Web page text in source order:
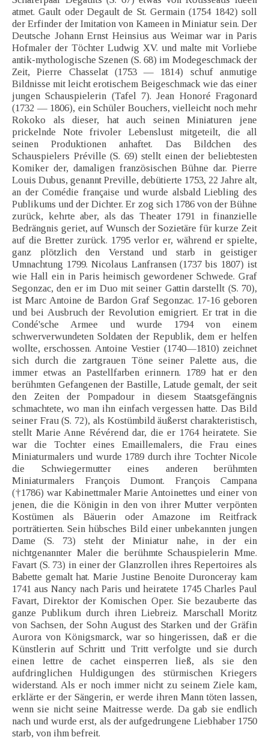
atmet. Gault oder Degault de St. Germain (1754 1842) soll
der Erfinder der Imitation von Kameen in Miniatur sein. Der
Deutsche Johann Ernst Heinsius aus Weimar war in Paris
Hofmaler der Töchter Ludwig XV. und malte mit Vorliebe
antik-mythologische Szenen (S. 68) im Modegeschmack der
Zeit, Pierre Chasselat (1753 — 1814) schuf anmutige
Bildnisse mit leicht erotischem Beigeschmack wie das einer
jungen Schauspielerin (Tafel 7). Jean Honoré Fragonard
(1732 — 1806), ein Schüler Bouchers, vielleicht noch mehr
Rokoko als dieser, hat auch seinen Miniaturen jene
prickelnde Note frivoler Lebenslust mitgeteilt, die all
seinen Produktionen anhaftet. Das Bildchen des
Schauspielers Préville (S. 69) stellt einen der beliebtesten
Komiker der, damaligen französischen Bühne dar. Pierre
Louis Dubus, genannt Preville, debütierte 1753, 22 Jahre alt,
an der Comédie française und wurde alsbald Liebling des
Publikums und der Dichter. Er zog sich 1786 von der Bühne
zurück, kehrte aber, als das Theater 1791 in finanzielle
Bedrängnis geriet, auf Wunsch der Sozietäre für kurze Zeit
auf die Bretter zurück. 1795 verlor er, während er spielte,
ganz plötzlich den Verstand und starb in geistiger
Umnachtung 1799. Nicolaus Lanfransen (1737 bis 1807) ist
wie Hall ein in Paris heimisch gewordener Schwede. Graf
Segonzac, den er im Duo mit seiner Gattin darstellt (S. 70),
ist Marc Antoine de Bardon Graf Segonzac. 17-16 geboren
und bei Ausbruch der Revolution emigriert. Er trat in die
Condé'sche Armee und wurde 1794 von einem
schwerverwundeten Soldaten der Republik, dem er helfen
wollte, erschossen. Antoine Vestier (1740—1810) zeichnet
sich durch die zartgrauen Töne seiner Palette aus, die
immer etwas an Pastellfarben erinnern. 1789 hat er den
berühmten Gefangenen der Bastille, Latude gemalt, der seit
den Zeiten der Pompadour in diesem Staatsgefängnis
schmachtete, wo man ihn einfach vergessen hatte. Das Bild
seiner Frau (S. 72), als Kostümbild äußerst charakteristisch,
stellt Marie Anne Révérend dar, die er 1764 heiratete. Sie
war die Tochter eines Emaillemalers, die Frau eines
Miniaturmalers und wurde 1789 durch ihre Tochter Nicole
die Schwiegermutter eines anderen berühmten
Miniaturmalers François Dumont. François Campana
(†1786) war Kabinettmaler Marie Antoinettes und einer von
jenen, die die Königin in den von ihrer Mutter verpönten
Kostümen als Bäuerin oder Amazone im Reitfrack
porträtierten. Sein hübsches Bild einer unbekannten jungen
Dame (S. 73) steht der Miniatur nahe, in der ein
nichtgenannter Maler die berühmte Schauspielerin Mme.
Favart (S. 73) in einer der Glanzrollen ihres Repertoires als
Babette gemalt hat. Marie Justine Benoite Duronceray kam
1741 aus Nancy nach Paris und heiratete 1745 Charles Paul
Favart, Direktor der Komischen Oper. Sie bezauberte das
ganze Publikum durch ihren Liebreiz. Marschall Moritz
von Sachsen, der Sohn August des Starken und der Gräfin
Aurora von Königsmarck, war so hingerissen, daß er die
Künstlerin auf Schritt und Tritt verfolgte und sie durch
einen lettre de cachet einsperren ließ, als sie den
aufdringlichen Huldigungen des stürmischen Kriegers
widerstand. Als er noch immer nicht zu seinem Ziele kam,
erklärte er der Sängerin, er werde ihren Mann töten lassen,
wenn sie nicht seine Maitresse werde. Da gab sie endlich
nach und wurde erst, als der aufgedrungene Liebhaber 1750
starb, von ihm befreit.